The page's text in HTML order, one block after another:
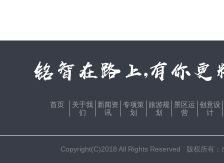
首页
关于我
们
新闻资
讯
专项策
划
旅游规
划
景区运
营
创意设
计
Copyright(C)2018 All Rights Reserved 版权所有